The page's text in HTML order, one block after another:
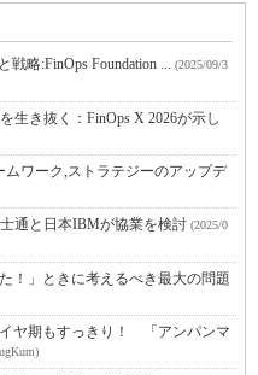
略:FinOps Foundation ... (2025/09/3
生き抜く：FinOps X 2026が示し
ワーク,ストラテジーのアップデ
通と日本IBMが協業を検討 (2025/0
！」ときに考えるべき最大の問題
ヤ期もすっきり！ 「アンパンマ